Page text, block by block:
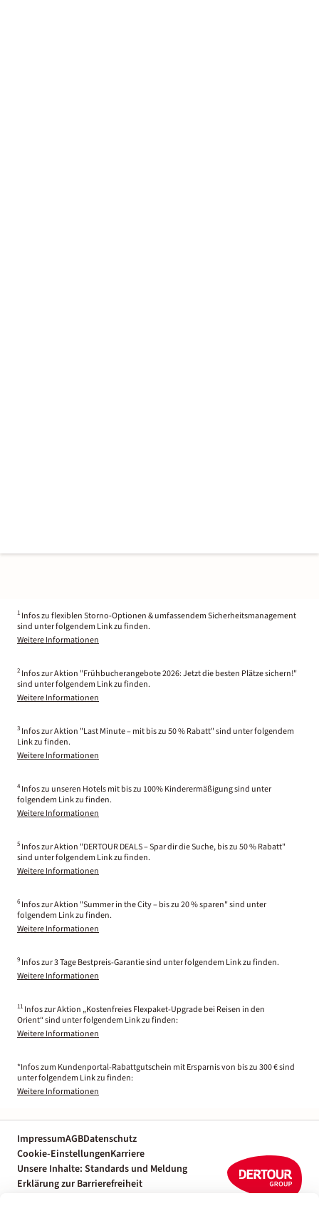
1 Infos zu flexiblen Storno-Optionen & umfassendem Sicherheitsmanagement
sind unter folgendem Link zu finden.
Weitere Informationen
2 Infos zur Aktion "Frühbucherangebote 2026: Jetzt die besten Plätze sichern!"
sind unter folgendem Link zu finden.
Weitere Informationen
3 Infos zur Aktion "Last Minute – mit bis zu 50 % Rabatt" sind unter folgendem
Link zu finden.
Weitere Informationen
4 Infos zu unseren Hotels mit bis zu 100% Kinderermäßigung sind unter
folgendem Link zu finden.
Weitere Informationen
5 Infos zur Aktion "DERTOUR DEALS – Spar dir die Suche, bis zu 50 % Rabatt"
sind unter folgendem Link zu finden.
Weitere Informationen
6 Infos zur Aktion "Summer in the City – bis zu 20 % sparen" sind unter
folgendem Link zu finden.
Weitere Informationen
9 Infos zur 3 Tage Bestpreis-Garantie sind unter folgendem Link zu finden.
Weitere Informationen
11 Infos zur Aktion „Kostenfreies Flexpaket-Upgrade bei Reisen in den
Orient“ sind unter folgendem Link zu finden:
Weitere Informationen
*Infos zum Kundenportal-Rabattgutschein mit Ersparnis von bis zu 300 € sind
unter folgendem Link zu finden:
Weitere Informationen
ImpressumAGBDatenschutz
Cookie-EinstellungenKarriere
Unsere Inhalte: Standards und Meldung
Erklärung zur Barrierefreiheit